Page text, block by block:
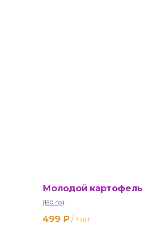
Молодой картофель
(150 гр)
499 ₽ / 1 шт